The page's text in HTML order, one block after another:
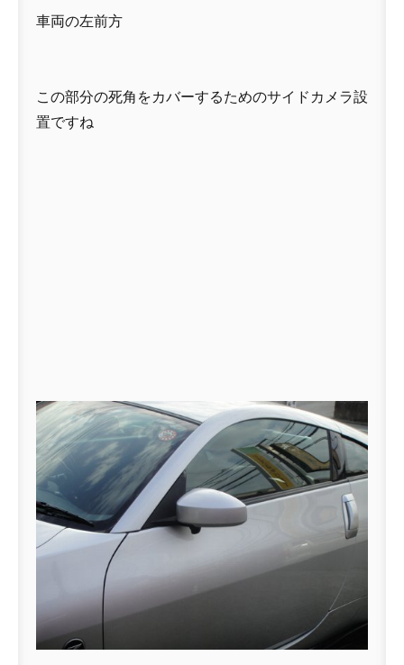
車両の左前方
この部分の死角をカバーするためのサイドカメラ設
置ですね